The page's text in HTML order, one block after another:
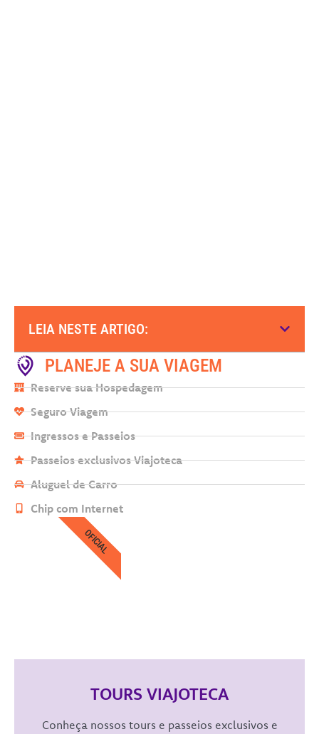
LEIA NESTE ARTIGO:
PLANEJE A SUA VIAGEM
Reserve sua Hospedagem
Seguro Viagem
Ingressos e Passeios
Passeios exclusivos Viajoteca
Aluguel de Carro
Chip com Internet
TOURS VIAJOTECA
Conheça nossos tours e passeios exclusivos e
OFICIAL